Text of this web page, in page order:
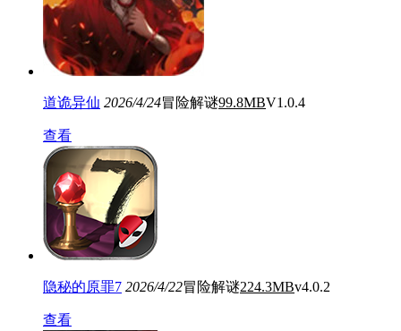
道诡异仙 2026/4/24冒险解谜99.8MBV1.0.4
查看
隐秘的原罪7 2026/4/22冒险解谜224.3MBv4.0.2
查看